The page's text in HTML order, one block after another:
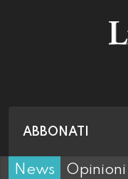
ABBONATI
News Opinioni